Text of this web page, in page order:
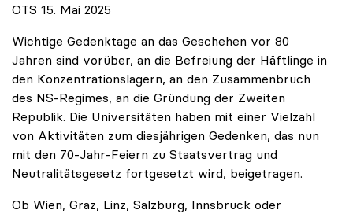
OTS 15. Mai 2025
Wichtige Gedenktage an das Geschehen vor 80
Jahren sind vorüber, an die Befreiung der Häftlinge in
den Konzentrationslagern, an den Zusammenbruch
des NS-Regimes, an die Gründung der Zweiten
Republik. Die Universitäten haben mit einer Vielzahl
von Aktivitäten zum diesjährigen Gedenken, das nun
mit den 70-Jahr-Feiern zu Staatsvertrag und
Neutralitätsgesetz fortgesetzt wird, beigetragen.
Ob Wien, Graz, Linz, Salzburg, Innsbruck oder